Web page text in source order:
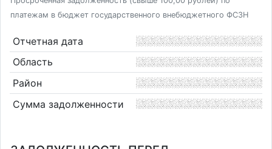
платежам в бюджет государственного внебюджетного ФСЗН
Отчетная дата
Область
Район
Сумма задолженности